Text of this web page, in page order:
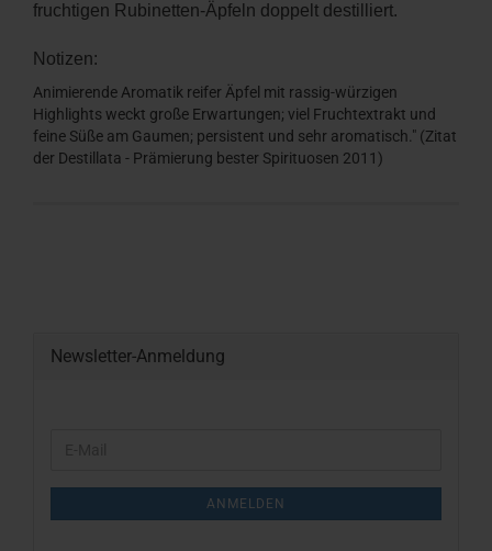
fruchtigen Rubinetten-Äpfeln doppelt destilliert.
Notizen:
Animierende Aromatik reifer Äpfel mit rassig-würzigen
Highlights weckt große Erwartungen; viel Fruchtextrakt und
feine Süße am Gaumen; persistent und sehr aromatisch." (Zitat
der Destillata - Prämierung bester Spirituosen 2011)
Newsletter-Anmeldung
NEWSLETTER-
ANMELDEN